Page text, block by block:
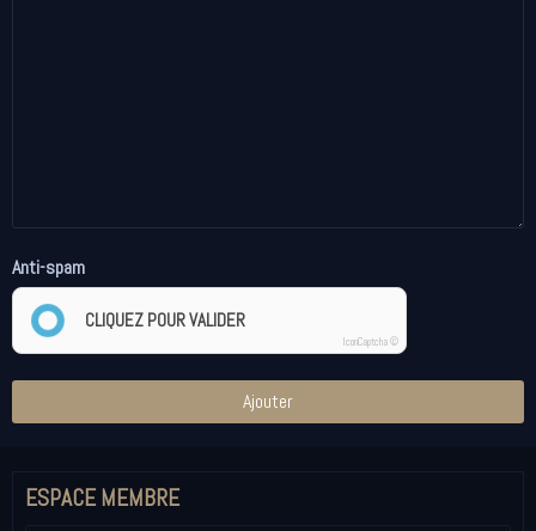
Anti-spam
CLIQUEZ POUR VALIDER
IconCaptcha ©
Ajouter
ESPACE MEMBRE